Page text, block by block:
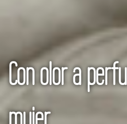
Con olor a